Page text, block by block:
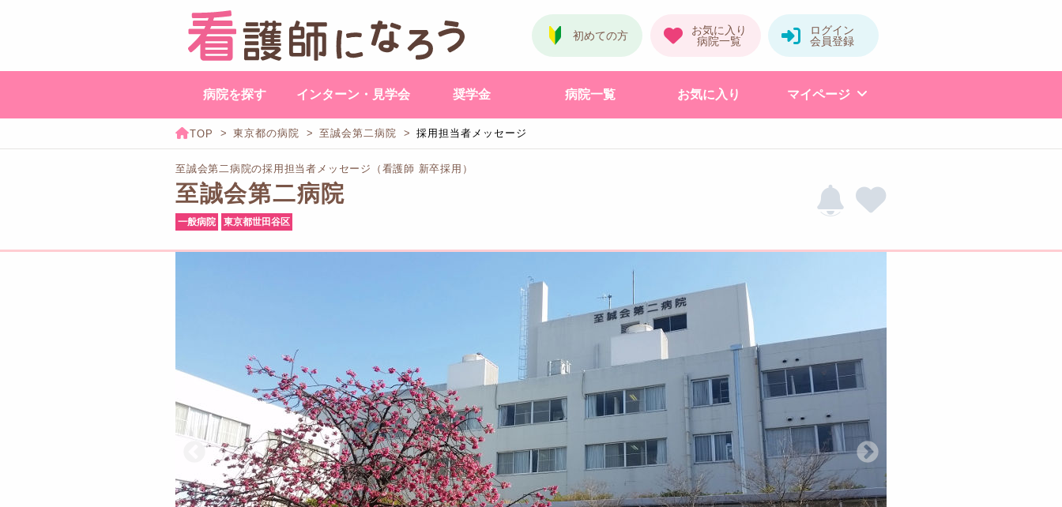
病院を探す インターン・見学会 奨学金 病院一覧 お気に入り マイページ
東京都の病院 至誠会第二病院 採用担当者メッセージ
至誠会第二病院の採用担当者メッセージ（看護師 新卒採用）
至誠会第二病院
一般病院 東京都世田谷区